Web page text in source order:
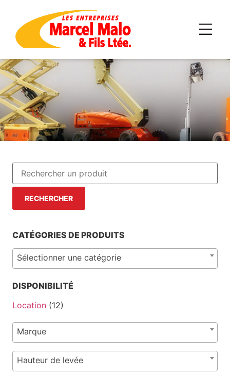
RECHERCHER
CATÉGORIES DE PRODUITS
Sélectionner une catégorie
DISPONIBILITÉ
Location (12)
Marque
Hauteur de levée